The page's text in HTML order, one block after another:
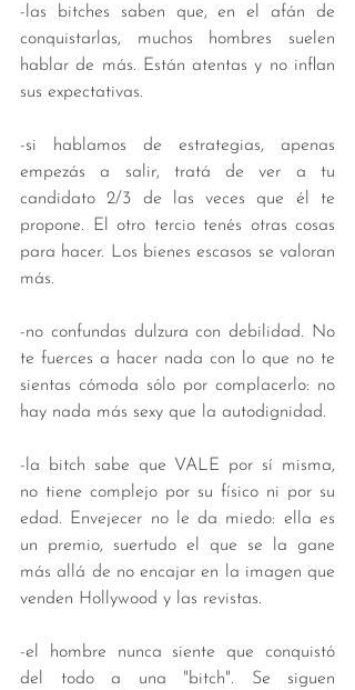
-las bitches saben que, en el afán de
conquistarlas, muchos hombres suelen
hablar de más. Están atentas y no inflan
sus expectativas.
-si hablamos de estrategias, apenas
empezás a salir, tratá de ver a tu
candidato 2/3 de las veces que él te
propone. El otro tercio tenés otras cosas
para hacer. Los bienes escasos se valoran
más.
-no confundas dulzura con debilidad. No
te fuerces a hacer nada con lo que no te
sientas cómoda sólo por complacerlo: no
hay nada más sexy que la autodignidad.
-la bitch sabe que VALE por sí misma,
no tiene complejo por su físico ni por su
edad. Envejecer no le da miedo: ella es
un premio, suertudo el que se la gane
más allá de no encajar en la imagen que
venden Hollywood y las revistas.
-el hombre nunca siente que conquistó
del todo a una "bitch". Se siguen